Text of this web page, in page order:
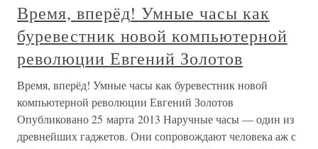
Время, вперёд! Умные часы как
буревестник новой компьютерной
революции Евгений Золотов
Время, вперёд! Умные часы как буревестник новой
компьютерной революции Евгений Золотов
Опубликовано 25 марта 2013 Наручные часы — один из
древнейших гаджетов. Они сопровождают человека аж с